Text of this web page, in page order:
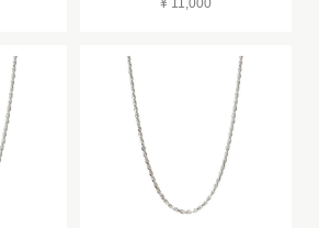
¥ 11,000